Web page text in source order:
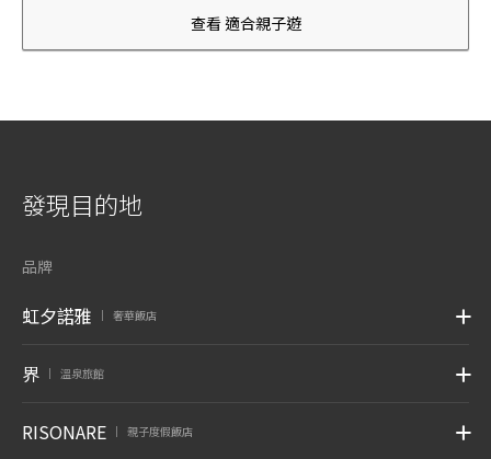
查看 適合親子遊
發現目的地
品牌
虹夕諾雅 奢華飯店
界 溫泉旅館
RISONARE 親子度假飯店